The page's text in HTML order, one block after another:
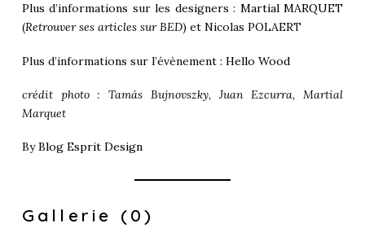
Plus d’informations sur les designers : Martial MARQUET
(Retrouver ses articles sur BED) et Nicolas POLAERT
Plus d’informations sur l’évènement : Hello Wood
crédit photo : Tamás Bujnovszky, Juan Ezcurra, Martial
Marquet
ByBlog Esprit Design
Gallerie (0)